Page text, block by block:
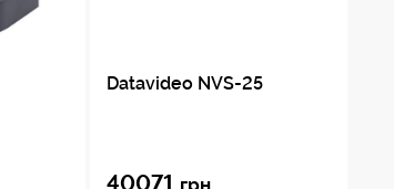
Datavideo NVS-25